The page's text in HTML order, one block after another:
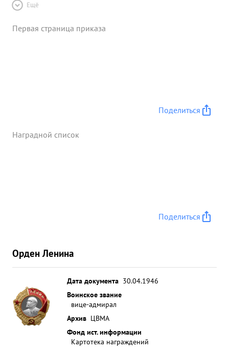
Ещё
Первая страница приказа
Поделиться
Наградной список
Поделиться
Орден Ленина
Дата документа 30.04.1946
Воинское звание
вице-адмирал
Архив ЦВМА
Фонд ист. информации
Картотека награждений